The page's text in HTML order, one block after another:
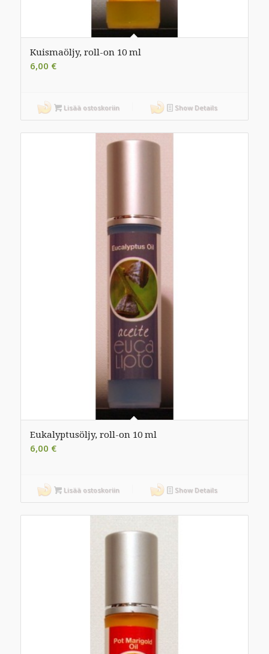
Kuismaöljy, roll-on 10 ml
6,00 €
Lisää ostoskoriin Show Details
Eukalyptusöljy, roll-on 10 ml
6,00 €
Lisää ostoskoriin Show Details